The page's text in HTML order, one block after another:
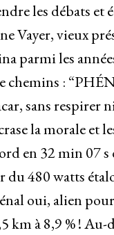
les débats et
Vayer, vieux
parmi les
chemins :
sans respirer
la morale et
en 32 min 07
du 480 watts
oui, alien
km à 8,9 % !